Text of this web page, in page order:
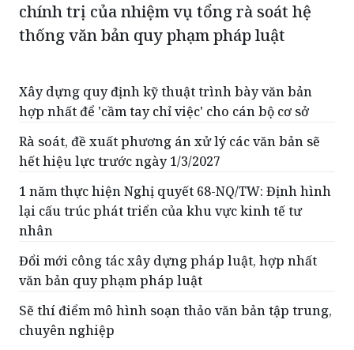
chính trị của nhiệm vụ tổng rà soát hệ
thống văn bản quy phạm pháp luật
Xây dựng quy định kỹ thuật trình bày văn bản
hợp nhất để 'cầm tay chỉ việc' cho cán bộ cơ sở
Rà soát, đề xuất phương án xử lý các văn bản sẽ
hết hiệu lực trước ngày 1/3/2027
1 năm thực hiện Nghị quyết 68-NQ/TW: Định hình
lại cấu trúc phát triển của khu vực kinh tế tư
nhân
Đổi mới công tác xây dựng pháp luật, hợp nhất
văn bản quy phạm pháp luật
Sẽ thí điểm mô hình soạn thảo văn bản tập trung,
chuyên nghiệp